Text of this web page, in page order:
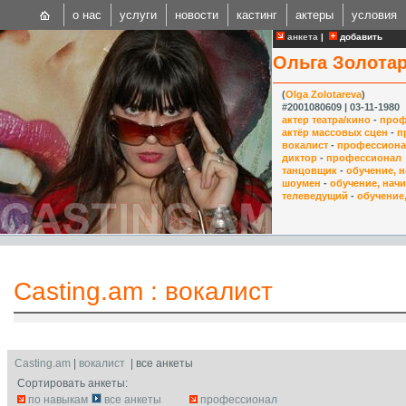
International
анкета | добавить
Ольга
(Olga Zolotareva)
#2001080609 | 03-11-1980
актер театра/кино -
актёр массовых сцен -
вокалист -
диктор - профессионал
танцовщик - обучение,
шоумен - обучение,
телеведущий -
Casting.am : вокалист
Casting.am вокалист | все анкеты
Сортировать анкеты:
по навыкам
все анкеты
профессионал
о нас услуги новости кастинг актеры условия